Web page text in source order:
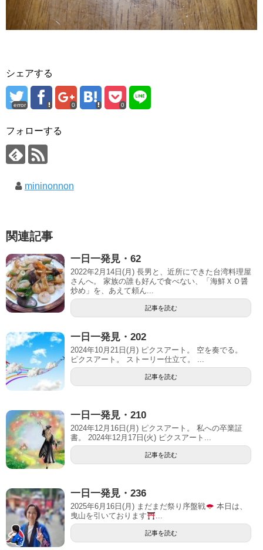
シェアする
error 0 0
フォローする
mininonnon
関連記事
一日一発見・62
2022年2月14日(月) 長男と、近所にできた台湾料理屋
さんへ。 家族の誰も好んで食べない、「海鮮ＸＯ醤
炒め」を、あえて頼ん...
記事を読む
一日一発見・202
2024年10月21日(月) ピクスアート。 空を奏でる。
ピクスアート。 ストーリー仕立て。 ...
記事を読む
一日一発見・210
2024年12月16日(月) ピクスアート。 私への卒業証
書。 2024年12月17日(火) ピクスアート...
記事を読む
一日一発見・236
2025年6月16日(月) まだまだ祭り序盤戦
本日は、
曳山を引いております
...
記事を読む